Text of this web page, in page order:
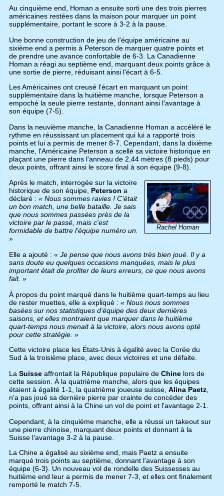
Au cinquième end, Homan a ensuite sorti une des trois pierres
américaines restées dans la maison pour marquer un point
supplémentaire, portant le score à 3-2 à la pause.
Une bonne construction de jeu de l'équipe américaine au
sixième end a permis à Peterson de marquer quatre points et
de prendre une avance confortable de 6-3. La Canadienne
Homan a réagi au septième end, marquant deux points grâce à
une sortie de pierre, réduisant ainsi l'écart à 6-5.
Les Américaines ont creusé l'écart en marquant un point
supplémentaire dans la huitième manche, lorsque Peterson a
empoché la seule pierre restante, donnant ainsi l'avantage à
son équipe (7-5).
Dans la neuvième manche, la Canadienne Homan a accéléré le
rythme en réussissant un placement qui lui a rapporté trois
points et lui a permis de mener 8-7. Cependant, dans la dixième
manche, l'Américaine Peterson a scellé sa victoire historique en
plaçant une pierre dans l'anneau de 2,44 mètres (8 pieds) pour
deux points, offrant ainsi le score final à son équipe (9-8).
Rachel Homan
Après le match, interrogée sur la victoire
historique de son équipe, Peterson a
déclaré : « Nous sommes ravies ! C'était
un bon match, une belle bataille. Je sais
que nous sommes passées près de la
victoire par le passé, mais c'est
formidable de battre l'équipe numéro un.
»
Elle a ajouté : « Je pense que nous avons très bien joué. Il y a
sans doute eu quelques occasions manquées, mais le plus
important était de profiter de leurs erreurs, ce que nous avons
fait. »
À propos du point marqué dans le huitième quart-temps au lieu
de rester muettes, elle a expliqué : « Nous nous sommes
basées sur nos statistiques d'équipe des deux dernières
saisons, et elles montraient que marquer dans le huitième
quart-temps nous menait à la victoire, alors nous avons opté
pour cette stratégie. »
Cette victoire place les États-Unis à égalité avec la Corée du
Sud à la troisième place, avec deux victoires et une défaite.
La Suisse affrontait la République populaire de Chine lors de
cette session. À la quatrième manche, alors que les équipes
étaient à égalité 1-1, la quatrième joueuse suisse, Alina Paetz,
n'a pas joué sa dernière pierre par crainte de concéder des
points, offrant ainsi à la Chine un vol de point et l'avantage 2-1.
Cependant, à la cinquième manche, elle a réussi un takeout sur
une pierre chinoise, marquant deux points et donnant à la
Suisse l'avantage 3-2 à la pause.
La Chine a égalisé au sixième end, mais Paetz a ensuite
marqué trois points au septième, donnant l'avantage à son
équipe (6-3). Un nouveau vol de rondelle des Suissesses au
huitième end leur a permis de mener 7-3, et elles ont finalement
remporté le match 7-5.